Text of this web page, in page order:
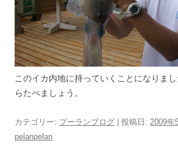
このイカ内地に持っていくことになりま
らたべましょう。
カテゴリー: プーランブログ | 投稿日: 2009年
pelanpelan